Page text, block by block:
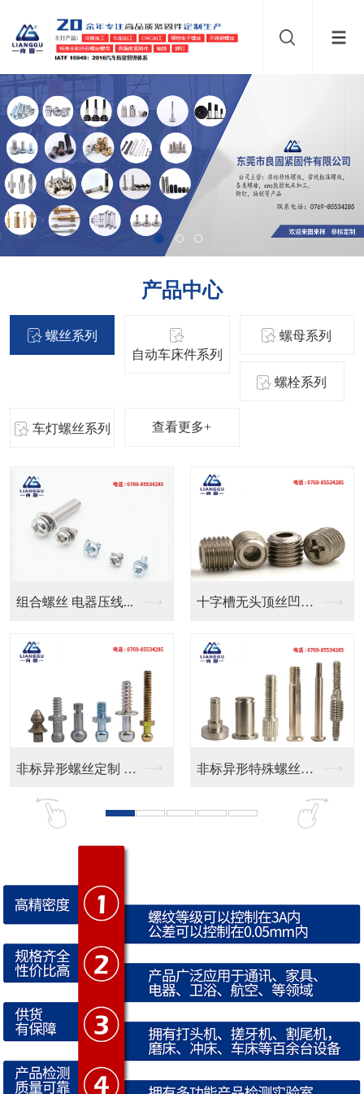
产品中心
螺丝系列
自动车床件系列
螺母系列
螺栓系列
车灯螺丝系列 查看更多+
十字槽无头顶丝凹端机...
非标异形特殊螺丝定制
良固五金定制气管防水...